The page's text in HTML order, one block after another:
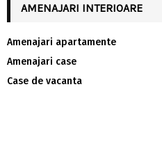
AMENAJARI INTERIOARE
Amenajari apartamente
Amenajari case
Case de vacanta